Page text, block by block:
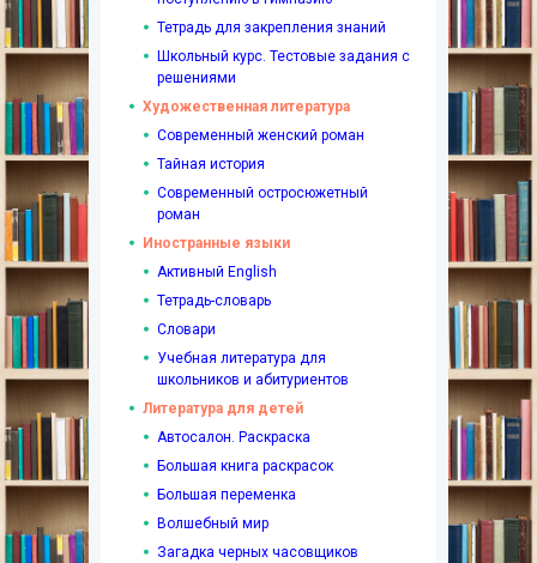
Тетрадь для закрепления знаний
Школьный курс. Тестовые задания с
решениями
Художественная литература
Современный женский роман
Тайная история
Современный остросюжетный
роман
Иностранные языки
Активный English
Тетрадь-словарь
Словари
Учебная литература для
школьников и абитуриентов
Литература для детей
Автосалон. Раскраска
Большая книга раскрасок
Большая переменка
Волшебный мир
Загадка черных часовщиков